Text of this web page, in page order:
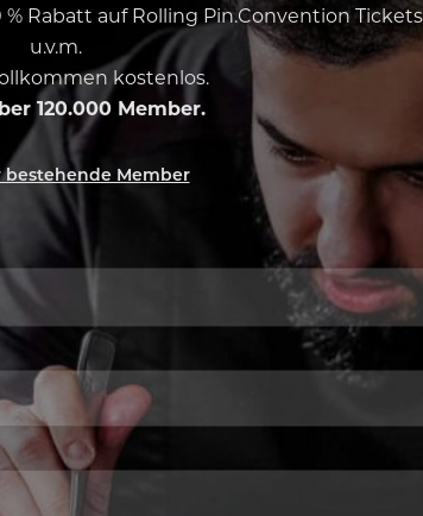
Rabatt auf Rolling Pin.Convention
u.v.m.
kostenlos.
120.000 Member.
bestehende Member